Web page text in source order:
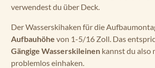
verwendest du über Deck.
Der Wasserskihaken für die
Aufbauhöhe von 1-5/16 Zoll. Das
Gängige Wasserskileinen kannst du also
problemlos einhaken.